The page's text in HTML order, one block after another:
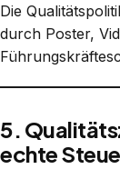
Die
durch Poster,
5.
echte